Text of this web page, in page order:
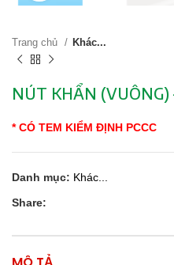
Trang chủ Khác...
NÚT KHẨN (VUÔNG)
* CÓ TEM KIỂM ĐỊNH PCCC
Danh mục: Khác...
Share: